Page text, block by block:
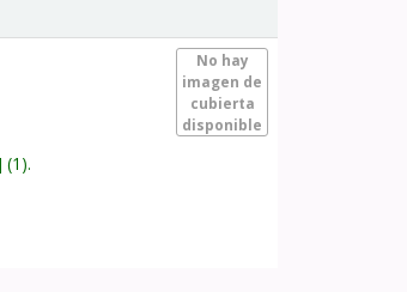
No hay
imagen de
cubierta
disponible
(1).